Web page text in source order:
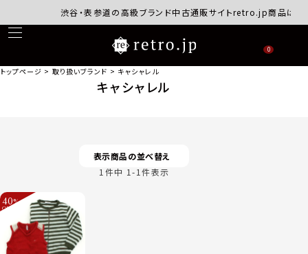
渋谷・表参道の高級ブランド中古通販サイトretro.jp商品はす
0
トップページ 取り扱いブランド キャシャレル
キャシャレル
表示商品の並べ替え
1 件中 1-1件表示
40%
OFF